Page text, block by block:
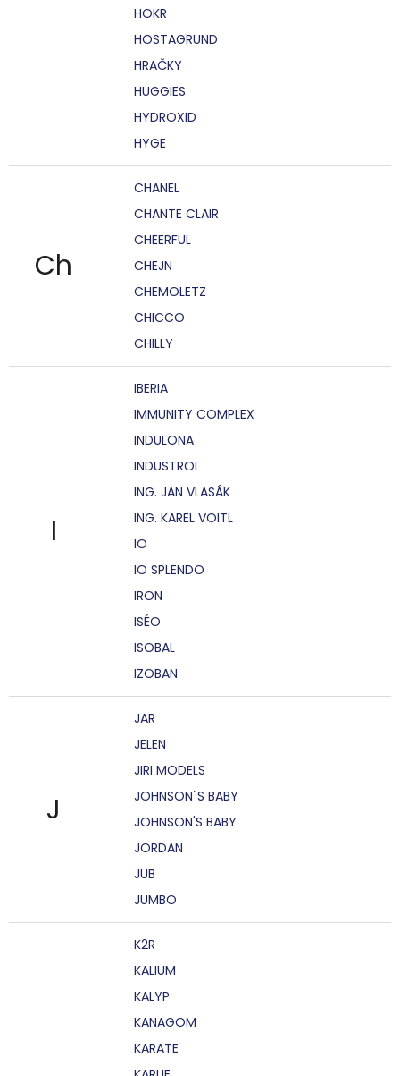
HOKR
HOSTAGRUND
HRAČKY
HUGGIES
HYDROXID
HYGE
Ch
CHANEL
CHANTE CLAIR
CHEERFUL
CHEJN
CHEMOLETZ
CHICCO
CHILLY
I
IBERIA
IMMUNITY COMPLEX
INDULONA
INDUSTROL
ING. JAN VLASÁK
ING. KAREL VOITL
IO
IO SPLENDO
IRON
ISÉO
ISOBAL
IZOBAN
J
JAR
JELEN
JIRI MODELS
JOHNSON`S BABY
JOHNSON'S BABY
JORDAN
JUB
JUMBO
K2R
KALIUM
KALYP
KANAGOM
KARATE